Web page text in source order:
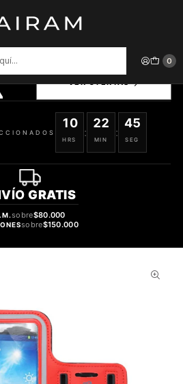
0
Mobile 5 5 Inch Red 745964143157
SELECCIONADOS
10
HRS
:
22
MIN
:
44
SEG
GRATIS
sobre$80.000
sobre$150.000